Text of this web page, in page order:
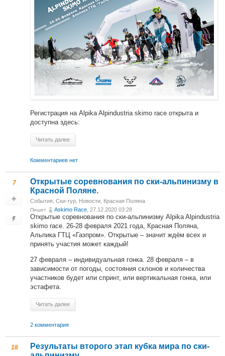
Регистрация на Alpika Alpindustria skimo race открыта и
доступна здесь:
Читать далее
Комментариев нет
7
Открытые соревнования по ски-альпинизму в
Красной Поляне.
События Ски-тур Новости Красная Поляна
Пишет Askimo Race , 27.12.2020 03:28
Открытые соревнования по ски-альпинизму Alpika Alpindustria
skimo race. 26-28 февраля 2021 года, Красная Поляна,
Альпика ГТЦ «Газпром». Открытые – значит ждём всех и
принять участия может каждый!
27 февраля – индивидуальная гонка. 28 февраля – в
зависимости от погоды, состояния склонов и количества
участников будет или спринт, или вертикальная гонка, или
эстафета.
Читать далее
2 комментария
18
Результаты второго этап кубка мира по ски-